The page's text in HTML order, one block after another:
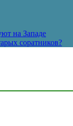
на Западе
соратников?